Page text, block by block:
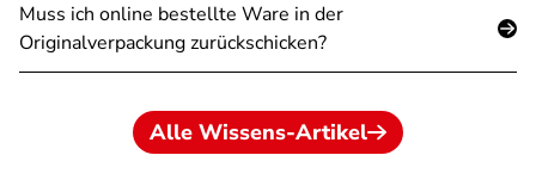
Muss ich online bestellte Ware in der
Originalverpackung zurückschicken?
Alle Wissens-Artikel